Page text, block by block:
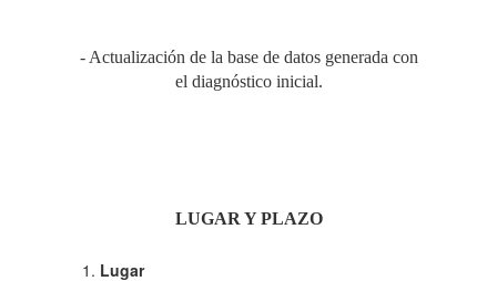
- Actualización de la base de datos generada con
el diagnóstico inicial.
LUGAR Y PLAZO
Lugar